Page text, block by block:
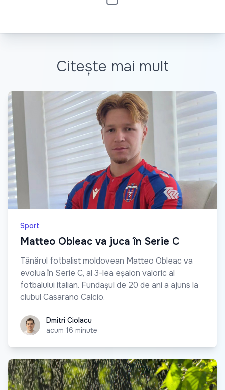
Citește mai mult
Sport
Matteo Obleac va juca în Serie C
Tânărul fotbalist moldovean Matteo Obleac va
evolua în Serie C, al 3-lea eșalon valoric al
fotbalului italian. Fundașul de 20 de ani a ajuns la
clubul Casarano Calcio.
Dmitri Ciolacu
Dmitri Ciolacu
acum 16 minute